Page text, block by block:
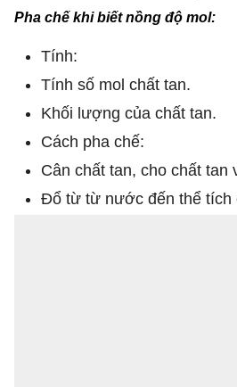
Pha chế khi biết nồng độ mol:
Tính:
Tính số mol chất tan.
Khối lượng của chất tan.
Cách pha chế:
Cân chất tan, cho chất tan
Đổ từ từ nước đến thể tích